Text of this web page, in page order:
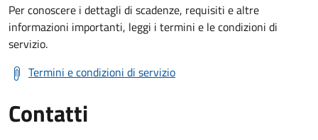
Per conoscere i dettagli di scadenze, requisiti e altre
informazioni importanti, leggi i termini e le condizioni di
servizio.
Termini e condizioni di servizio
Contatti